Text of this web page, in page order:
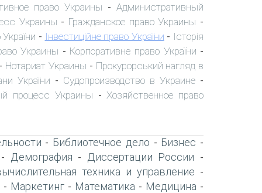
право Украины - Административный
Украины - Гражданское право Украины -
- Інвестиційне право України - Історія
Украины - Корпоративне право України -
- Нотариат Украины - Прокурорський нагляд в
України - Судопроизводство в Украине -
процесс Украины - Хозяйственное право
- Библиотечное дело - Бизнес -
- Демография - Диссертации России -
техника и управление -
- Маркетинг - Математика - Медицина -